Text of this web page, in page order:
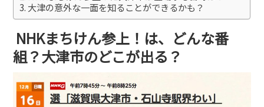
大津の意外な一面を知ることができるかも？
NHKまちけん参上！は、どんな番
組？大津市のどこが出る？